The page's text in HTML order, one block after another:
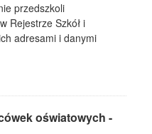
przedszkoli
Rejestrze Szkół i
adresami i danymi
oświatowych -